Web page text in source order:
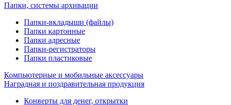
Папки, системы архивации
Папки-вкладыши (файлы)
Папки картонные
Папки адресные
Папки-регистраторы
Папки пластиковые
Компьютерные и мобильные аксессуары
Наградная и поздравительная продукция
Конверты для денег, открытки